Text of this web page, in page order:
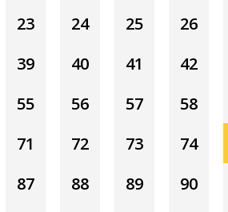
23 24 25 26
39 40 41 42
55 56 57 58
71 72 73 74
87 88 89 90